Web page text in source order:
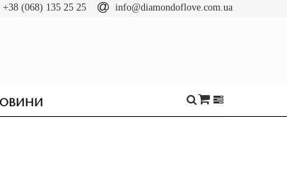
+38 (068) 135 25 25 info@diamondoflove.com.ua